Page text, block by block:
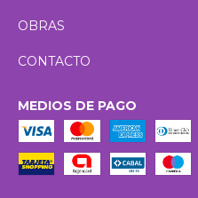
OBRAS
CONTACTO
MEDIOS DE PAGO